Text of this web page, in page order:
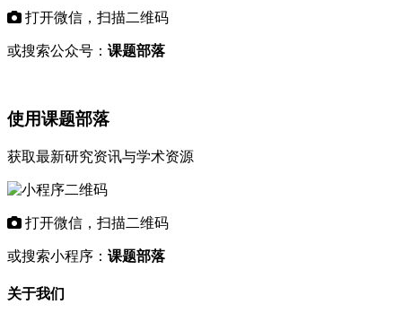
打开微信，扫描二维码
或搜索公众号： 课题部落
使用课题部落
获取最新研究资讯与学术资源
打开微信，扫描二维码
或搜索小程序： 课题部落
关于我们